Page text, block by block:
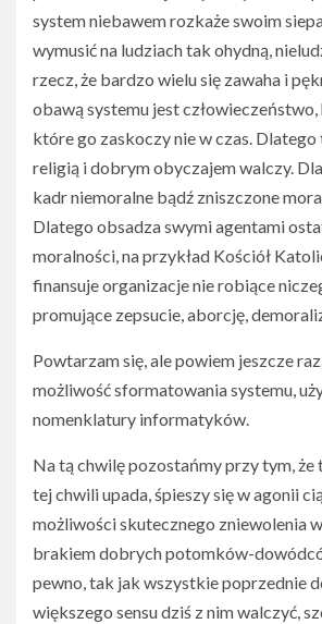
system niebawem rozkaże swoim
wymusić na ludziach tak ohydną,
rzecz, że bardzo wielu się zawaha i
obawą systemu jest
które go zaskoczy nie w czas.
religią i dobrym obyczajem walczy.
kadr niemoralne bądź zniszczone
Dlatego obsadza swymi agentami
moralności, na przykład Kościół
finansuje organizacje nie robiące
promujące zepsucie, aborcję,
Powtarzam się, ale powiem jeszcze
możliwość sformatowania systemu,
nomenklatury informatyków.
Na tą chwilę pozostańmy przy tym, że
tej chwili upada, śpieszy się w agonii
możliwości skutecznego zniewolenia
brakiem dobrych potomków-
pewno, tak jak wszystkie poprzednie
większego sensu dziś z nim walczyć,